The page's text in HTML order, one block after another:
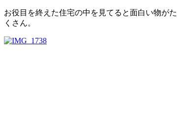
お役目を終えた住宅の中を見てると面白い物がた
くさん。